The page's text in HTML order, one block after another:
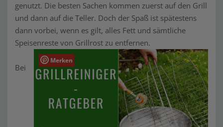
genutzt. Die besten Sachen kommen zuerst auf den Grill
und dann auf die Teller. Doch der Spaß ist spätestens
dann vorbei, wenn es gilt, alles Fett und sämtliche
Speisenreste von Grillrost zu entfernen.
Merken
Bei